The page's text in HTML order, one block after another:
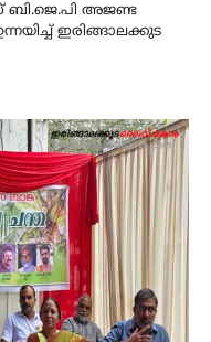
അജണ്ട
ഇരിങ്ങാലക്കുട